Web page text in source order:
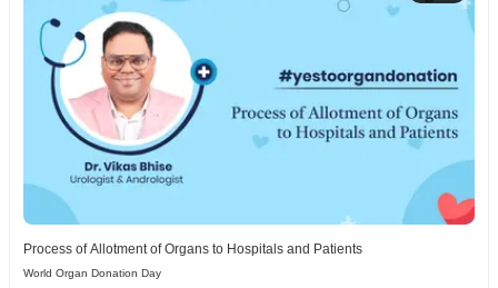
Process of Allotment of Organs to Hospitals and Patients
World Organ Donation Day